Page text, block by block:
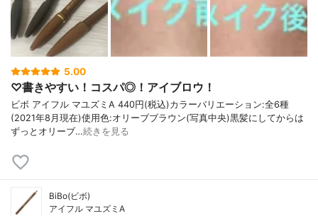
5.00
♡書きやすい！コスパ◎！アイブロウ！
ビボ アイフル マユズミA 440円(税込)カラーバリエーション:全6種
(2021年8月現在)使用色:オリーブブラウン(写真中央)黒髪にしてからは
ずっとオリーブ…続きを見る
BiBo(ビボ)
アイフル マユズミA